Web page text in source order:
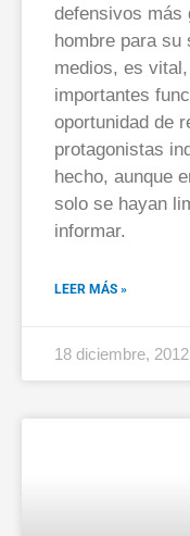
defensivos más
hombre para su
medios, es
importantes
oportunidad de
protagonistas
hecho, aunque
solo se hayan
informar.
LEER MÁS »
18 diciembre, 2012